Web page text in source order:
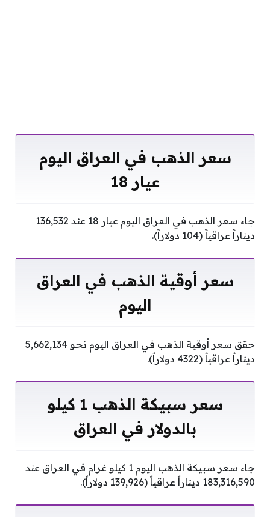
سعر الذهب في العراق اليوم
عيار 18
جاء سعر الذهب في العراق اليوم عيار 18 عند 136,532
ديناراً عراقياً (104 دولاراً).
سعر أوقية الذهب في العراق
اليوم
حقق سعر أوقية الذهب في العراق اليوم نحو 5,662,134
ديناراً عراقياً (4322 دولاراً).
سعر سبيكة الذهب 1 كيلو
بالدولار في العراق
جاء سعر سبيكة الذهب اليوم 1 كيلو غرام في العراق عند
183,316,590 ديناراً عراقياً (139,926 دولاراً).